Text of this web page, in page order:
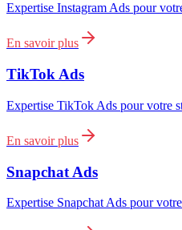
Expertise Instagram Ads pour
En savoir plus
TikTok Ads
Expertise TikTok Ads pour votre
En savoir plus
Snapchat Ads
Expertise Snapchat Ads pour